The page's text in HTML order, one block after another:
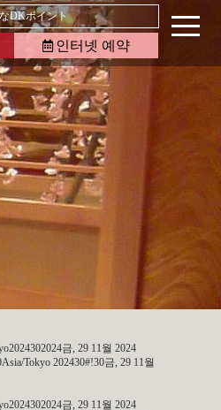
DKポイント
인터넷 예약
금, 29 11월 2024
Tokyo 202430#!30금, 29 11월
금, 29 11월 2024